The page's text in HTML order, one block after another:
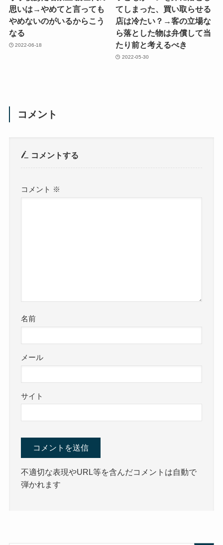
思いは→やめてと言っても
やめないのがいるからこう
なる
2022-06-18
てしまった、買い取らせる
店は冷たい？→客の立場な
ら落とした物は弁償して当
たり前と考えるべき
2022-05-30
コメント
コメントする
コメント ※
名前
メール
サイト
不適切な表現やURL等を含んだコメントは自動で
弾かれます